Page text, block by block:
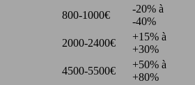
800-1000€
-20% à
-40%
2000-2400€
+15% à
+30%
4500-5500€
+50% à
+80%